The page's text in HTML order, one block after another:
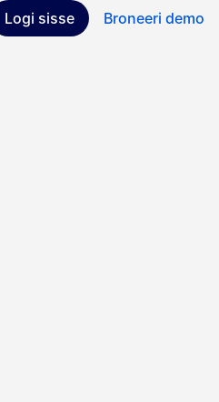
Logi sisse Broneeri demo